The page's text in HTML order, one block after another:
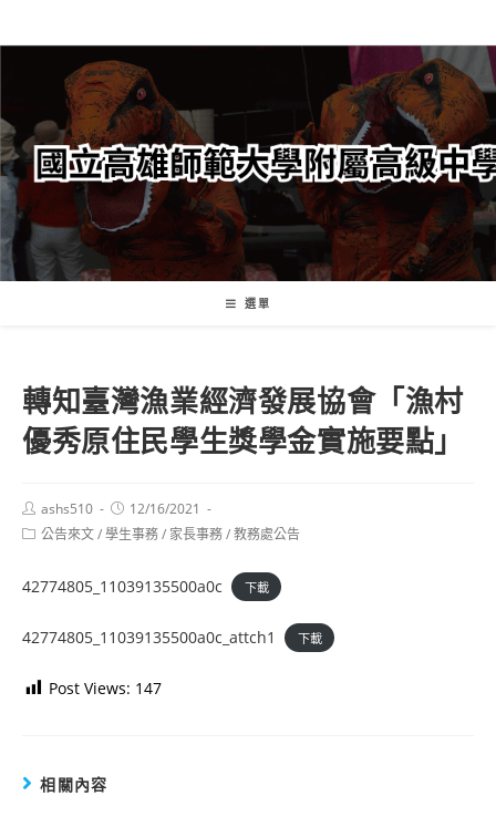
轉
要
內
容
選單
轉知臺灣漁業經濟發展協會「漁村
優秀原住民學生獎學金實施要點」
Post
author:
ashs510
Post
published:
12/16/2021
Post公告來文/學生事務/ 家長事務/教務處公告
42774805_11039135500a0c 下載
42774805_11039135500a0c_attch1 下載
Post Views: 147
相關內容